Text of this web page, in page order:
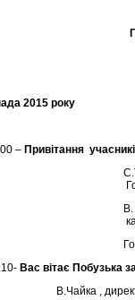
2015 року
– Привітання
Вас вітає Побузька
, директор